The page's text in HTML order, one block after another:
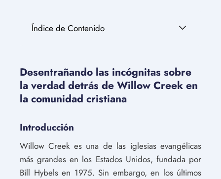
Índice de Contenido
Desentrañando las incógnitas sobre
la verdad detrás de Willow Creek en
la comunidad cristiana
Introducción
Willow Creek es una de las iglesias evangélicas
más grandes en los Estados Unidos, fundada por
Bill Hybels en 1975. Sin embargo, en los últimos